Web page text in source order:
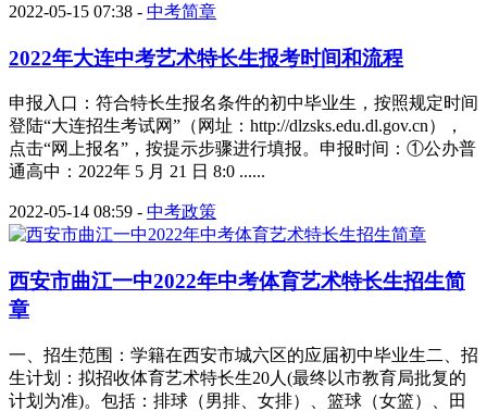
2022-05-15 07:38 - 中考简章
2022年大连中考艺术特长生报考时间和流程
申报入口：符合特长生报名条件的初中毕业生，按照规定时间
登陆“大连招生考试网”（网址：http://dlzsks.edu.dl.gov.cn），
点击“网上报名”，按提示步骤进行填报。申报时间：①公办普
通高中：2022年 5 月 21 日 8:0 ......
2022-05-14 08:59 - 中考政策
西安市曲江一中2022年中考体育艺术特长生招生简
章
一、招生范围：学籍在西安市城六区的应届初中毕业生二、招
生计划：拟招收体育艺术特长生20人(最终以市教育局批复的
计划为准)。包括：排球（男排、女排）、篮球（女篮）、田